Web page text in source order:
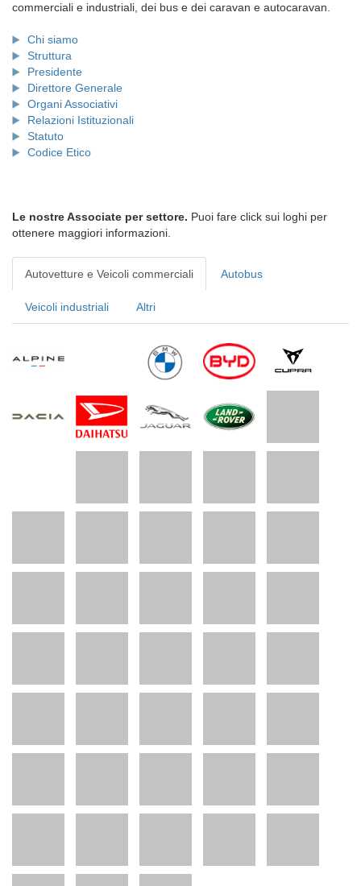
commerciali e industriali, dei bus e dei caravan e autocaravan.
Chi siamo
Struttura
Presidente
Direttore Generale
Organi Associativi
Relazioni Istituzionali
Statuto
Codice Etico
Le nostre Associate per settore. Puoi fare click sui loghi per
ottenere maggiori informazioni.
Autovetture e Veicoli commerciali Autobus
Veicoli industriali Altri